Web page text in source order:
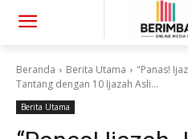
Beranda Berita Utama
"Panas!
Tantang dengan 10 Ijazah Asli...
Berita Utama